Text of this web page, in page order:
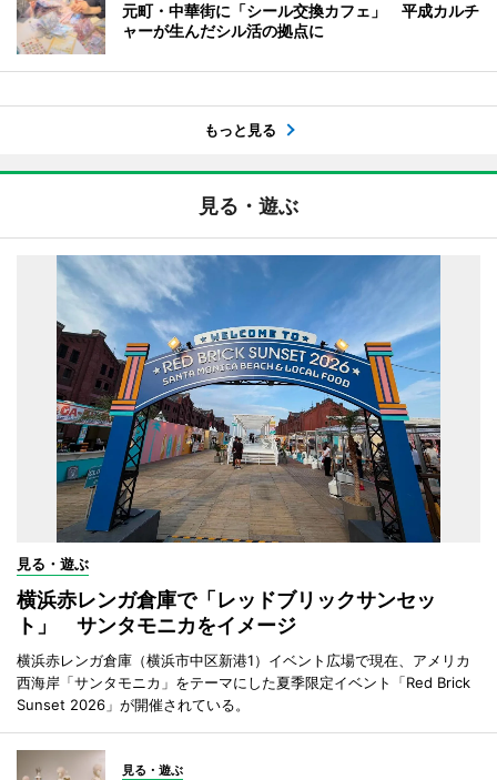
元町・中華街に「シール交換カフェ」 平成カルチ
ャーが生んだシル活の拠点に
もっと見る
見る・遊ぶ
見る・遊ぶ
横浜赤レンガ倉庫で「レッドブリックサンセッ
ト」 サンタモニカをイメージ
横浜赤レンガ倉庫（横浜市中区新港1）イベント広場で現在、アメリカ
西海岸「サンタモニカ」をテーマにした夏季限定イベント「Red Brick
Sunset 2026」が開催されている。
見る・遊ぶ